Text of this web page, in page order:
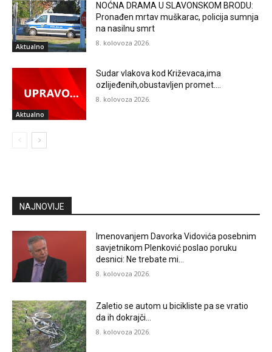
Aktualno
NOĆNA DRAMA U SLAVONSKOM BRODU:
Pronađen mrtav muškarac, policija sumnja
na nasilnu smrt
8. kolovoza 2026.
Aktualno
Sudar vlakova kod Križevaca,ima
ozlijeđenih,obustavljen promet….
8. kolovoza 2026.
NAJNOVIJE
Imenovanjem Davorka Vidovića posebnim
savjetnikom Plenković poslao poruku
desnici: Ne trebate mi…
8. kolovoza 2026.
Zaletio se autom u bicikliste pa se vratio
da ih dokrajči…
8. kolovoza 2026.